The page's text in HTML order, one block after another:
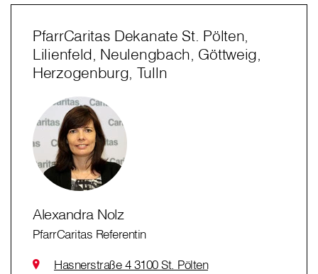
PfarrCaritas Dekanate St. Pölten,
Lilienfeld, Neulengbach, Göttweig,
Herzogenburg, Tulln
Alexandra Nolz
PfarrCaritas Referentin
Hasnerstraße 4 3100 St. Pölten